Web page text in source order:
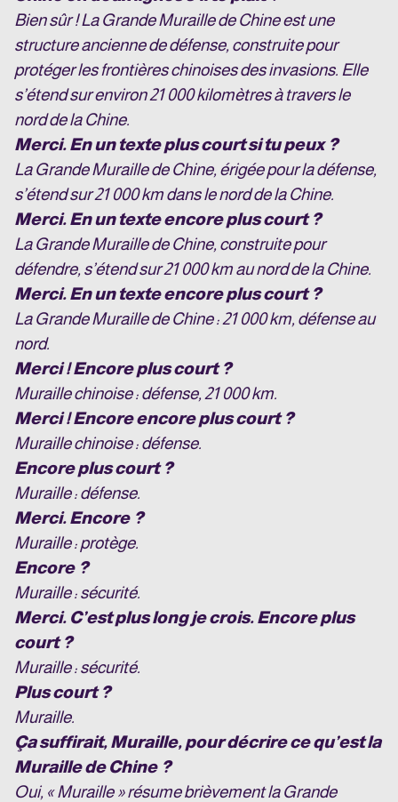
Bien sûr ! La Grande Muraille de Chine est une
structure ancienne de défense, construite pour
protéger les frontières chinoises des invasions. Elle
s’étend sur environ 21 000 kilomètres à travers le
nord de la Chine.
Merci. En un texte plus court si tu peux ?
La Grande Muraille de Chine, érigée pour la défense,
s’étend sur 21 000 km dans le nord de la Chine.
Merci. En un texte encore plus court ?
La Grande Muraille de Chine, construite pour
défendre, s’étend sur 21 000 km au nord de la Chine.
Merci. En un texte encore plus court ?
La Grande Muraille de Chine : 21 000 km, défense au
nord.
Merci ! Encore plus court ?
Muraille chinoise : défense, 21 000 km.
Merci ! Encore encore plus court ?
Muraille chinoise : défense.
Encore plus court ?
Muraille : défense.
Merci. Encore ?
Muraille : protège.
Encore ?
Muraille : sécurité.
Merci. C’est plus long je crois. Encore plus
court ?
Muraille : sécurité.
Plus court ?
Muraille.
Ça suffirait, Muraille, pour décrire ce qu’est la
Muraille de Chine ?
Oui, « Muraille » résume brièvement la Grande